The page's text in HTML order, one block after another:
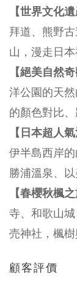
【世界文化
拜道、熊野
山，漫走日
【絕美自然奇
洋公園的天
的顏色對比
【日本超人
伊半島西岸
勝浦溫泉、
【春櫻秋楓之
寺、和歌山
売神社，楓
顧客評價